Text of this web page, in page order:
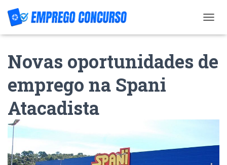
O
L
G
Novas oportunidades de
emprego na Spani
Atacadista